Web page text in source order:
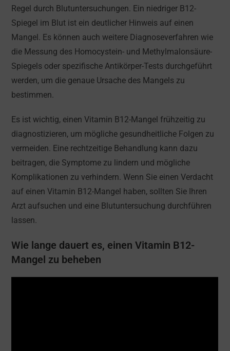
Regel durch Blutuntersuchungen. Ein niedriger B12-
Spiegel im Blut ist ein deutlicher Hinweis auf einen
Mangel. Es können auch weitere Diagnoseverfahren wie
die Messung des Homocystein- und Methylmalonsäure-
Spiegels oder spezifische Antikörper-Tests durchgeführt
werden, um die genaue Ursache des Mangels zu
bestimmen.
Es ist wichtig, einen Vitamin B12-Mangel frühzeitig zu
diagnostizieren, um mögliche gesundheitliche Folgen zu
vermeiden. Eine rechtzeitige Behandlung kann dazu
beitragen, die Symptome zu lindern und mögliche
Komplikationen zu verhindern. Wenn Sie einen Verdacht
auf einen Vitamin B12-Mangel haben, sollten Sie Ihren
Arzt aufsuchen und eine Blutuntersuchung durchführen
lassen.
Wie lange dauert es, einen Vitamin B12-
Mangel zu beheben